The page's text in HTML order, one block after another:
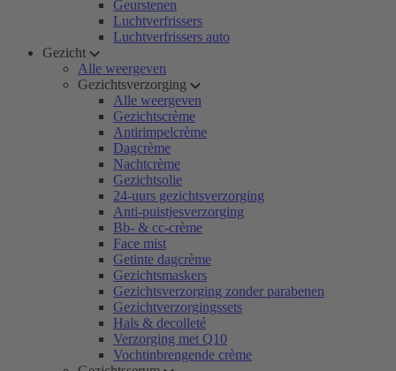
Geurstenen
Luchtverfrissers
Luchtverfrissers auto
Gezicht
Alle weergeven
Gezichtsverzorging
Alle weergeven
Gezichtscrème
Antirimpelcrème
Dagcrème
Nachtcrème
Gezichtsolie
24-uurs gezichtsverzorging
Anti-puistjesverzorging
Bb- & cc-crème
Face mist
Getinte dagcrème
Gezichtsmaskers
Gezichtsverzorging zonder parabenen
Gezichtverzorgingssets
Hals & decolleté
Verzorging met Q10
Vochtinbrengende crème